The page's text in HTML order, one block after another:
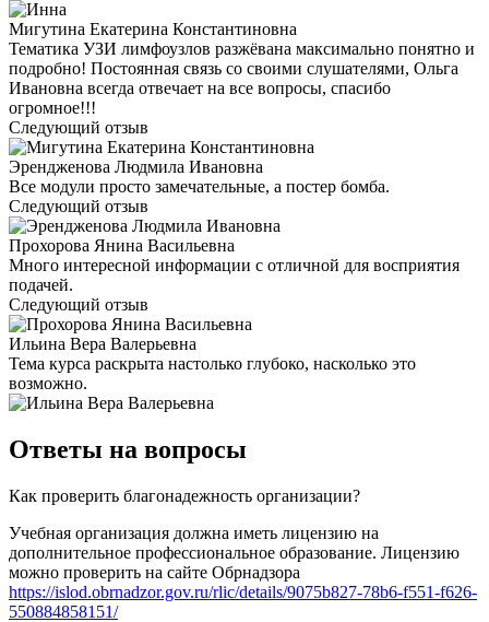
Мигутина Екатерина Константиновна
Тематика УЗИ лимфоузлов разжёвана максимально понятно и
подробно! Постоянная связь со своими слушателями, Ольга
Ивановна всегда отвечает на все вопросы, спасибо
огромное!!!
Следующий отзыв
Эрендженова Людмила Ивановна
Все модули просто замечательные, а постер бомба.
Следующий отзыв
Прохорова Янина Васильевна
Много интересной информации с отличной для восприятия
подачей.
Следующий отзыв
Ильина Вера Валерьевна
Тема курса раскрыта настолько глубоко, насколько это
возможно.
Ответы на вопросы
Как проверить благонадежность организации?
Учебная организация должна иметь лицензию на
дополнительное профессиональное образование. Лицензию
можно проверить на сайте Обрнадзора
https://islod.obrnadzor.gov.ru/rlic/details/9075b827-78b6-f551-f626-
550884858151/